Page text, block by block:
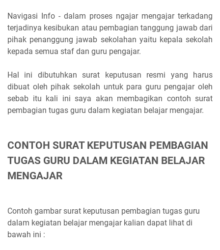
Navigasi Info - dalam proses ngajar mengajar terkadang
terjadinya kesibukan atau pembagian tanggung jawab dari
pihak penanggung jawab sekolahan yaitu kepala sekolah
kepada semua staf dan guru pengajar.
Hal ini dibutuhkan surat keputusan resmi yang harus
dibuat oleh pihak sekolah untuk para guru pengajar oleh
sebab itu kali ini saya akan membagikan contoh surat
pembagian tugas guru dalam kegiatan belajar mengajar.
CONTOH SURAT KEPUTUSAN PEMBAGIAN
TUGAS GURU DALAM KEGIATAN BELAJAR
MENGAJAR
Contoh gambar surat keputusan pembagian tugas guru
dalam kegiatan belajar mengajar kalian dapat lihat di
bawah ini :